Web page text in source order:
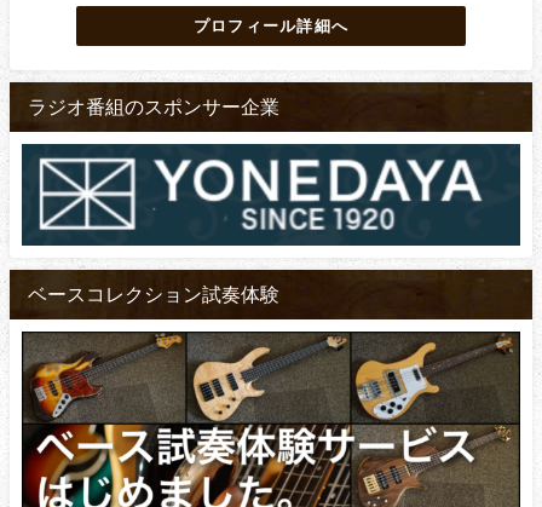
プロフィール詳細へ
ラジオ番組のスポンサー企業
ベースコレクション試奏体験